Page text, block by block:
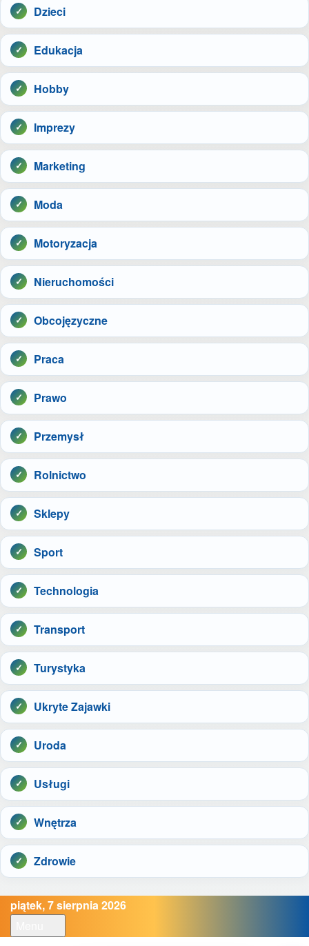
Dzieci
Edukacja
Hobby
Imprezy
Marketing
Moda
Motoryzacja
Nieruchomości
Obcojęzyczne
Praca
Prawo
Przemysł
Rolnictwo
Sklepy
Sport
Technologia
Transport
Turystyka
Ukryte Zajawki
Uroda
Usługi
Wnętrza
Zdrowie
piątek, 7 sierpnia 2026